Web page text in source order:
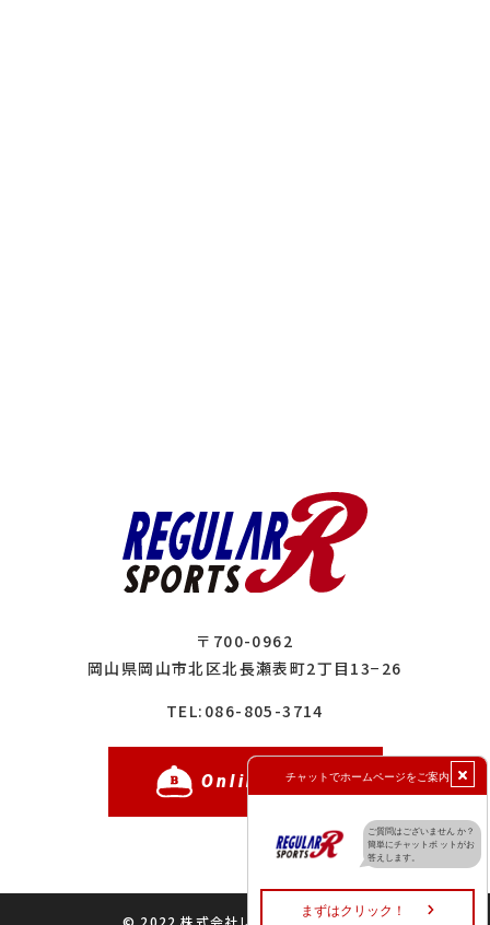
〒700-0962
岡山県岡山市北区北長瀬表町2丁目13−26
TEL:086-805-3714
Online Shop
© 2022 株式会社レギュラースポーツ